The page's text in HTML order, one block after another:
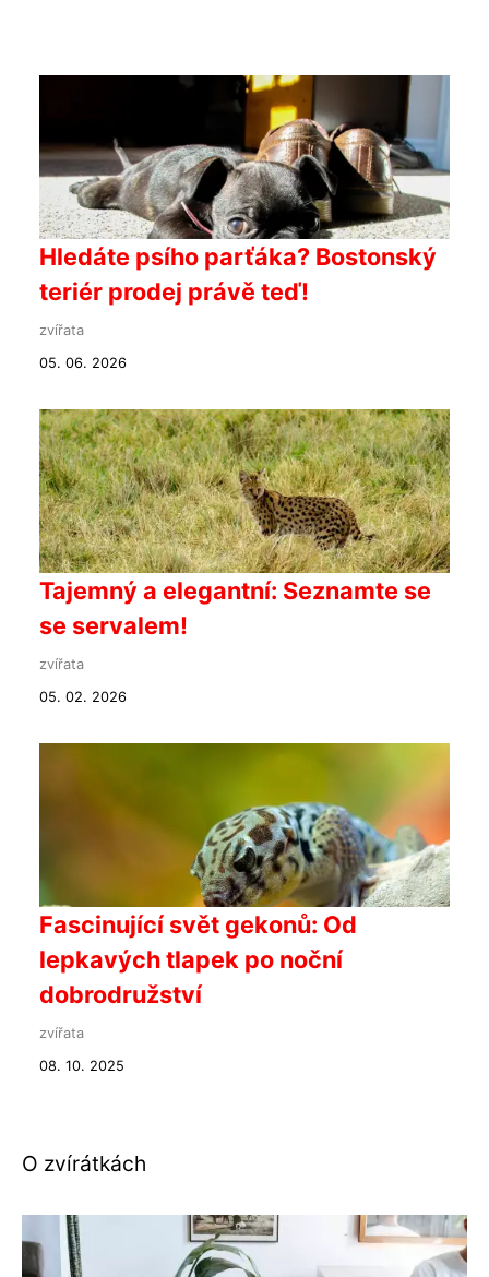
Hledáte psího parťáka? Bostonský
teriér prodej právě teď!
zvířata
05. 06. 2026
Tajemný a elegantní: Seznamte se
se servalem!
zvířata
05. 02. 2026
Fascinující svět gekonů: Od
lepkavých tlapek po noční
dobrodružství
zvířata
08. 10. 2025
O zvírátkách